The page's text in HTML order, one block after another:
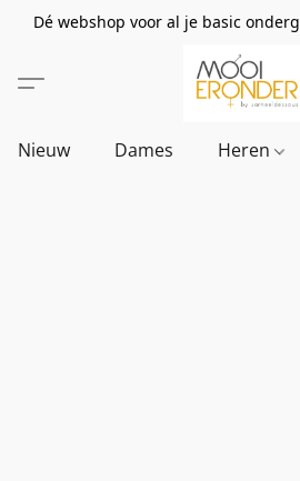
Dé webshop voor al je basic
Nieuw Dames Heren